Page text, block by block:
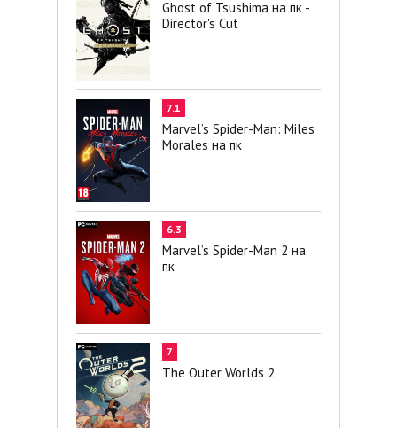
Ghost of Tsushima на пк -
Director's Cut
7.1
Marvel’s Spider-Man: Miles
Morales на пк
6.3
Marvel’s Spider-Man 2 на
пк
7
The Outer Worlds 2